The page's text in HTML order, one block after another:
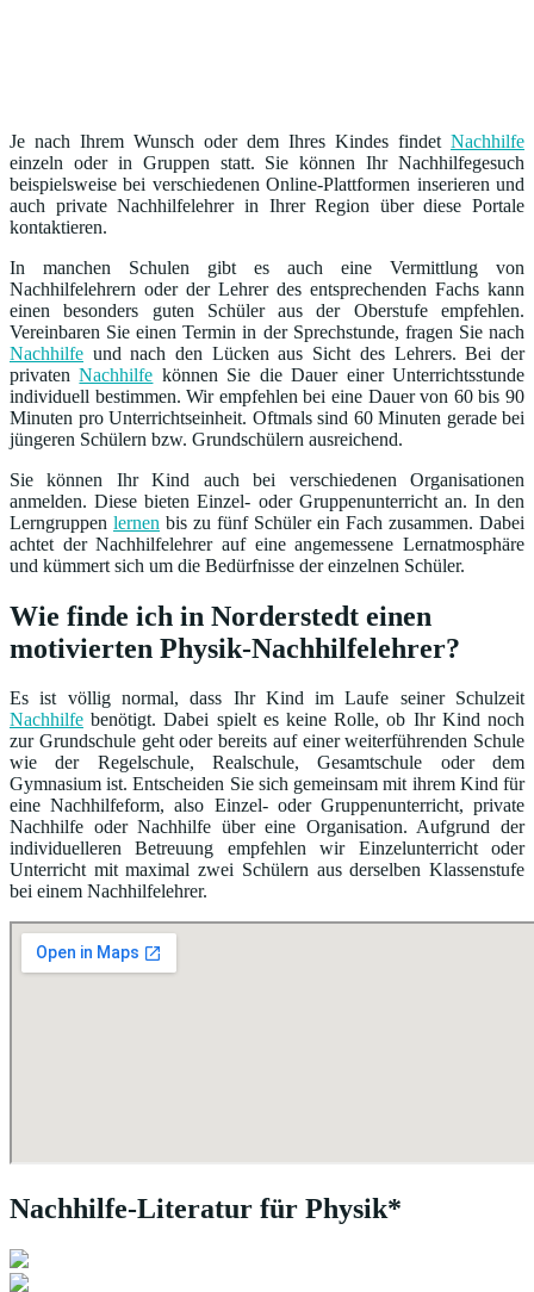
Je nach Ihrem Wunsch oder dem Ihres Kindes findet Nachhilfe
einzeln oder in Gruppen statt. Sie können Ihr Nachhilfegesuch
beispielsweise bei verschiedenen Online-Plattformen inserieren und
auch private Nachhilfelehrer in Ihrer Region über diese Portale
kontaktieren.
In manchen Schulen gibt es auch eine Vermittlung von
Nachhilfelehrern oder der Lehrer des entsprechenden Fachs kann
einen besonders guten Schüler aus der Oberstufe empfehlen.
Vereinbaren Sie einen Termin in der Sprechstunde, fragen Sie nach
Nachhilfe und nach den Lücken aus Sicht des Lehrers. Bei der
privatenNachhilfe können Sie die Dauer einer Unterrichtsstunde
individuell bestimmen. Wir empfehlen bei eine Dauer von 60 bis 90
Minuten pro Unterrichtseinheit. Oftmals sind 60 Minuten gerade bei
jüngeren Schülern bzw. Grundschülern ausreichend.
Sie können Ihr Kind auch bei verschiedenen Organisationen
anmelden. Diese bieten Einzel- oder Gruppenunterricht an. In den
Lerngruppen lernen bis zu fünf Schüler ein Fach zusammen. Dabei
achtet der Nachhilfelehrer auf eine angemessene Lernatmosphäre
und kümmert sich um die Bedürfnisse der einzelnen Schüler.
Wie finde ich in Norderstedt einen
motivierten Physik-Nachhilfelehrer?
Es ist völlig normal, dass Ihr Kind im Laufe seiner Schulzeit
Nachhilfe benötigt. Dabei spielt es keine Rolle, ob Ihr Kind noch
zur Grundschule geht oder bereits auf einer weiterführenden Schule
wie der Regelschule, Realschule, Gesamtschule oder dem
Gymnasium ist. Entscheiden Sie sich gemeinsam mit ihrem Kind für
eine Nachhilfeform, also Einzel- oder Gruppenunterricht, private
Nachhilfe oder Nachhilfe über eine Organisation. Aufgrund der
individuelleren Betreuung empfehlen wir Einzelunterricht oder
Unterricht mit maximal zwei Schülern aus derselben Klassenstufe
bei einem Nachhilfelehrer.
Nachhilfe-Literatur für Physik*